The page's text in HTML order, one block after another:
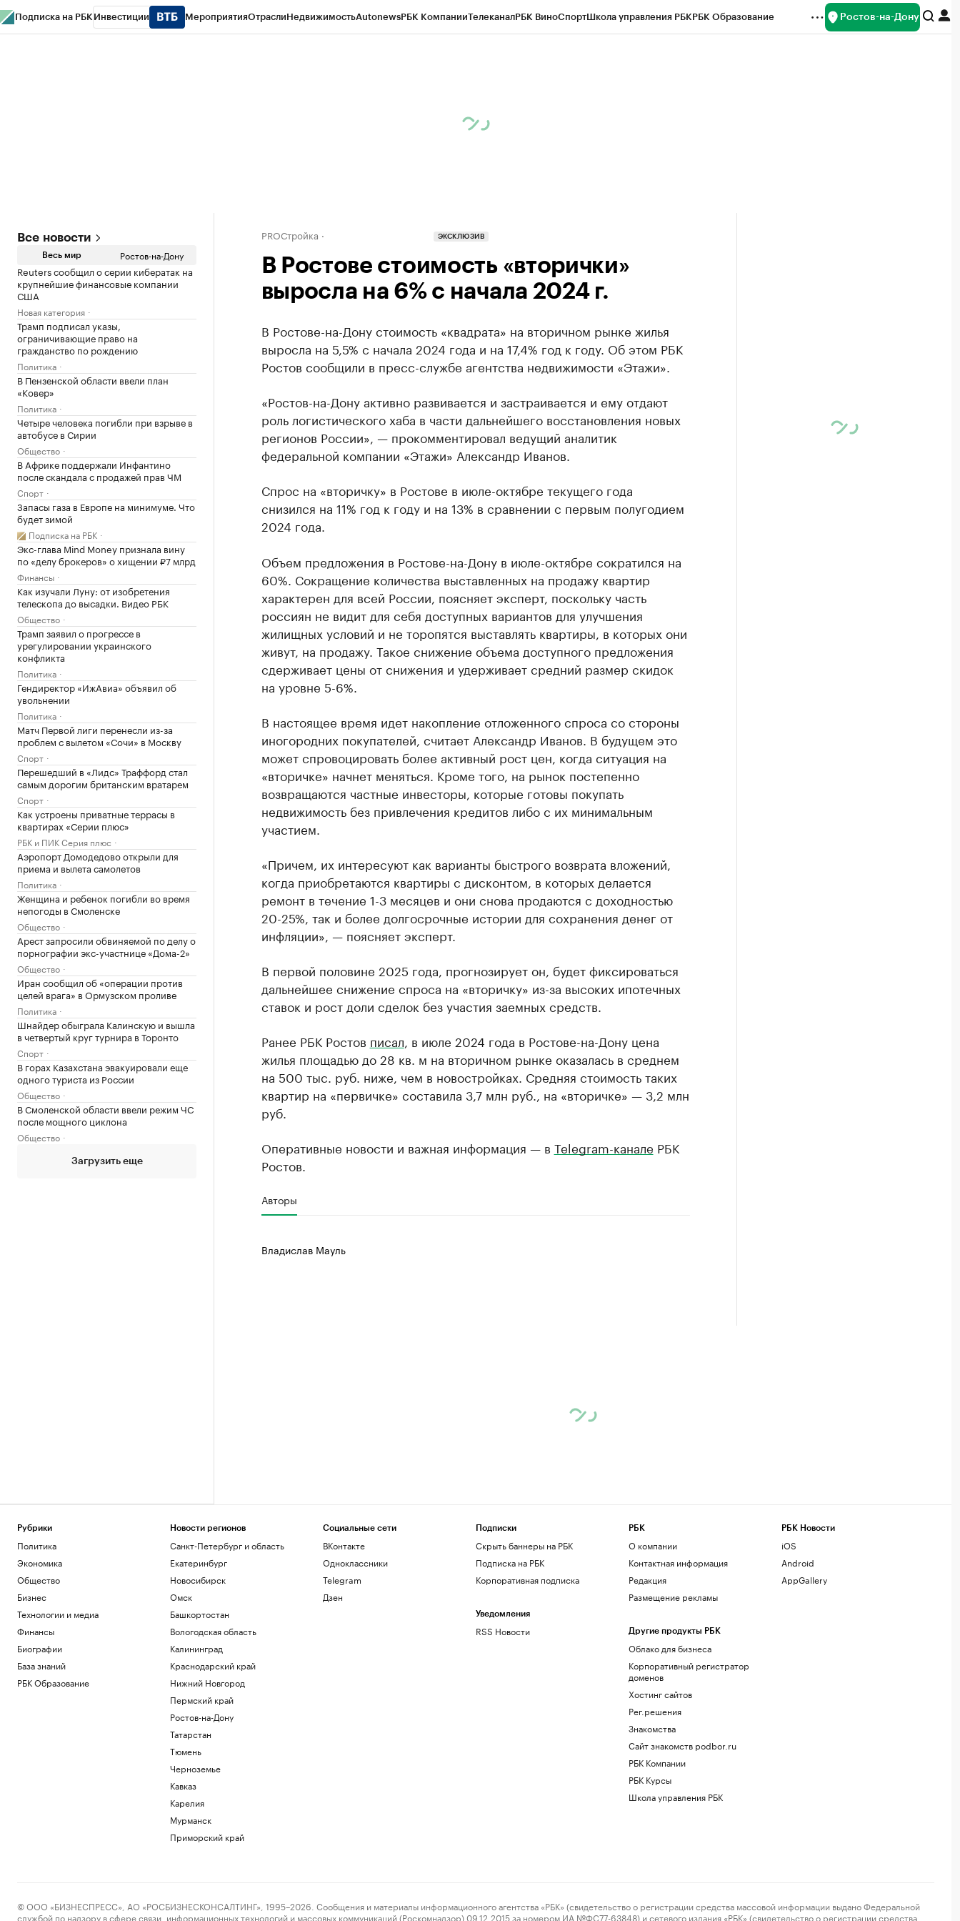
Подписка на РБК Инвестиции МероприятияОтраслиНедвижимостьAutonewsРБК КомпанииТелеканалРБК ВиноСпортШкола управления РБКРБК Образование Ростов-на-Дону
Все новости
Весь мир Ростов-на-Дону
Reuters сообщил о серии кибератак на
крупнейшие финансовые компании
США
Новая категория
Трамп подписал указы,
ограничивающие право на
гражданство по рождению
Политика
В Пензенской области ввели план
«Ковер»
Политика
Четыре человека погибли при взрыве в
автобусе в Сирии
Общество
В Африке поддержали Инфантино
после скандала с продажей прав ЧМ
Спорт
Запасы газа в Европе на минимуме. Что
будет зимой
Подписка на РБК
Экс-глава Mind Money признала вину
по «делу брокеров» о хищении ₽7 млрд
Финансы
Как изучали Луну: от изобретения
телескопа до высадки. Видео РБК
Общество
Трамп заявил о прогрессе в
урегулировании украинского
конфликта
Политика
Гендиректор «ИжАвиа» объявил об
увольнении
Политика
Матч Первой лиги перенесли из-за
проблем с вылетом «Сочи» в Москву
Спорт
Перешедший в «Лидс» Траффорд стал
самым дорогим британским вратарем
Спорт
Как устроены приватные террасы в
квартирах «Серии плюс»
РБК и ПИК Серия плюс
Аэропорт Домодедово открыли для
приема и вылета самолетов
Политика
Женщина и ребенок погибли во время
непогоды в Смоленске
Общество
Арест запросили обвиняемой по делу о
порнографии экс-участнице «Дома-2»
Общество
Иран сообщил об «операции против
целей врага» в Ормузском проливе
Политика
Шнайдер обыграла Калинскую и вышла
в четвертый круг турнира в Торонто
Спорт
В горах Казахстана эвакуировали еще
одного туриста из России
Общество
В Смоленской области ввели режим ЧС
после мощного циклона
Общество
Загрузить еще
PROСтройка ЭКСКЛЮЗИВ
В Ростове стоимость «вторички»
выросла на 6% с начала 2024 г.
В Ростове-на-Дону стоимость «квадрата» на вторичном рынке жилья
выросла на 5,5% с начала 2024 года и на 17,4% год к году. Об этом РБК
Ростов сообщили в пресс-службе агентства недвижимости «Этажи».
«Ростов-на-Дону активно развивается и застраивается и ему отдают
роль логистического хаба в части дальнейшего восстановления новых
регионов России», — прокомментировал ведущий аналитик
федеральной компании «Этажи» Александр Иванов.
Спрос на «вторичку» в Ростове в июле-октябре текущего года
снизился на 11% год к году и на 13% в сравнении с первым полугодием
2024 года.
Объем предложения в Ростове-на-Дону в июле-октябре сократился на
60%. Сокращение количества выставленных на продажу квартир
характерен для всей России, поясняет эксперт, поскольку часть
россиян не видит для себя доступных вариантов для улучшения
жилищных условий и не торопятся выставлять квартиры, в которых они
живут, на продажу. Такое снижение объема доступного предложения
сдерживает цены от снижения и удерживает средний размер скидок
на уровне 5-6%.
В настоящее время идет накопление отложенного спроса со стороны
иногородних покупателей, считает Александр Иванов. В будущем это
может спровоцировать более активный рост цен, когда ситуация на
«вторичке» начнет меняться. Кроме того, на рынок постепенно
возвращаются частные инвесторы, которые готовы покупать
недвижимость без привлечения кредитов либо с их минимальным
участием.
«Причем, их интересуют как варианты быстрого возврата вложений,
когда приобретаются квартиры с дисконтом, в которых делается
ремонт в течение 1-3 месяцев и они снова продаются с доходностью
20-25%, так и более долгосрочные истории для сохранения денег от
инфляции», — поясняет эксперт.
В первой половине 2025 года, прогнозирует он, будет фиксироваться
дальнейшее снижение спроса на «вторичку» из-за высоких ипотечных
ставок и рост доли сделок без участия заемных средств.
Ранее РБК Ростов писал , в июле 2024 года в Ростове-на-Дону цена
жилья площадью до 28 кв. м на вторичном рынке оказалась в среднем
на 500 тыс. руб. ниже, чем в новостройках. Средняя стоимость таких
квартир на «первичке» составила 3,7 млн руб., на «вторичке» — 3,2 млн
руб.
Оперативные новости и важная информация — в Telegram-канале РБК
Ростов.
Авторы
Владислав Мауль
Рубрики
Политика
Экономика
Общество
Бизнес
Технологии и медиа
Финансы
Биографии
База знаний
РБК Образование
Новости регионов
Санкт-Петербург и область
Екатеринбург
Новосибирск
Омск
Башкортостан
Вологодская область
Калининград
Краснодарский край
Нижний Новгород
Пермский край
Ростов-на-Дону
Татарстан
Тюмень
Черноземье
Кавказ
Карелия
Мурманск
Приморский край
Социальные сети
ВКонтакте
Одноклассники
Telegram
Дзен
Подписки
Скрыть баннеры на РБК
Подписка на РБК
Корпоративная подписка
Уведомления
RSS Новости
РБК
О компании
Контактная информация
Редакция
Размещение рекламы
Другие продукты РБК
Облако для бизнеса
Корпоративный регистратор
доменов
Хостинг сайтов
Рег.решения
Знакомства
Сайт знакомств podbor.ru
РБК Компании
РБК Курсы
Школа управления РБК
РБК Новости
iOS
Android
AppGallery
© ООО «БИЗНЕСПРЕСС», АО «РОСБИЗНЕСКОНСАЛТИНГ», 1995–2026. Сообщения и материалы информационного агентства «РБК» (свидетельство о регистрации средства массовой информации выдано Федеральной
службой по надзору в сфере связи, информационных технологий и массовых коммуникаций (Роскомнадзор) 09.12.2015 за номером ИА №ФС77-63848) и сетевого издания «РБК» (свидетельство о регистрации средства